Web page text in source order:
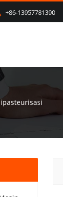
+86-13957781390